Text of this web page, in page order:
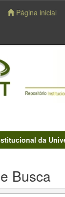
Página inicial
da
Busca